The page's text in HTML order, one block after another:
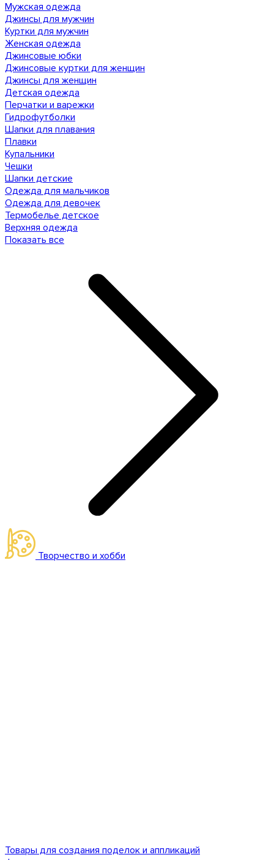
Мужская одежда
Джинсы для мужчин
Куртки для мужчин
Женская одежда
Джинсовые юбки
Джинсовые куртки для женщин
Джинсы для женщин
Детская одежда
Перчатки и варежки
Гидрофутболки
Шапки для плавания
Плавки
Купальники
Чешки
Шапки детские
Одежда для мальчиков
Одежда для девочек
Термобелье детское
Верхняя одежда
Показать все
Творчество и хобби
Товары для создания поделок и аппликаций